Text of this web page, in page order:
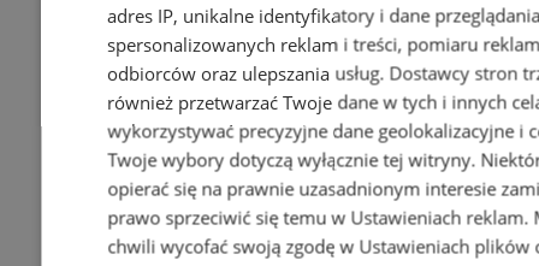
adres IP, unikalne identyfikatory i dane
spersonalizowanych reklam i treści, pomiaru
odbiorców oraz ulepszania usług. Dostawcy stron
również przetwarzać Twoje dane w tych i innych
wykorzystywać precyzyjne dane geolokalizacyjne i
Twoje wybory dotyczą wyłącznie tej witryny.
opierać się na prawnie uzasadnionym interesie
prawo sprzeciwić się temu w Ustawieniach reklam.
chwili wycofać swoją zgodę w Ustawieniach plików